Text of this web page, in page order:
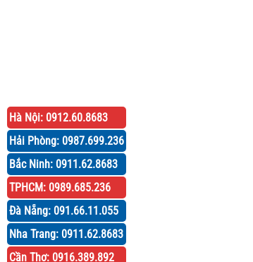
Hà Nội: 0912.60.8683
Hải Phòng: 0987.699.236
Bắc Ninh: 0911.62.8683
TPHCM: 0989.685.236
Đà Nẵng: 091.66.11.055
Nha Trang: 0911.62.8683
Cần Thơ: 0916.389.892